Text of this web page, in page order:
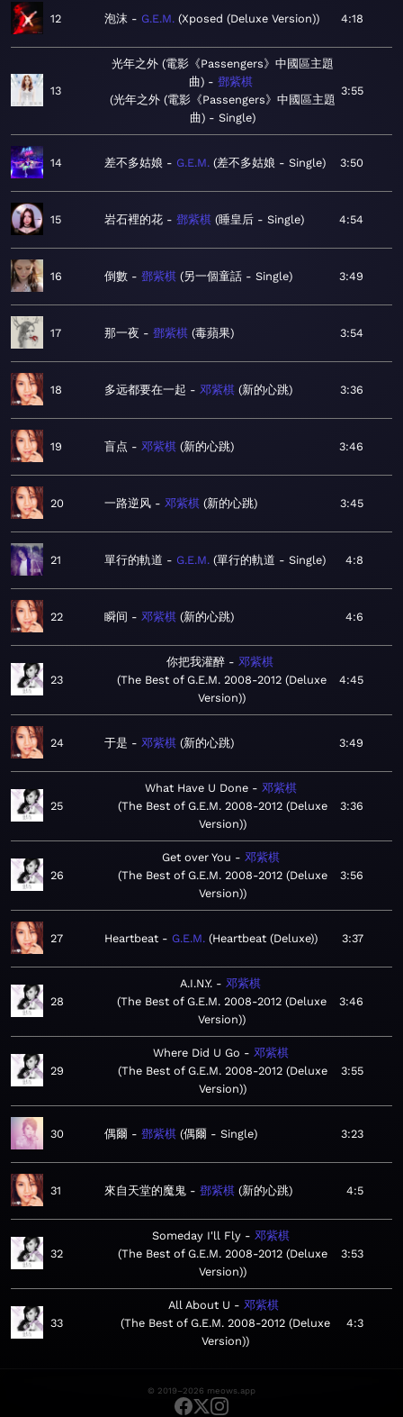
12 泡沫 G.E.M. Xposed (Deluxe Version) 4:18
13
光年之外 (電影《Passengers》中國區主題
曲)
鄧紫棋
光年之外 (電影《Passengers》中國區主題
曲) - Single
3:55
14 差不多姑娘 G.E.M. 差不多姑娘 - Single 3:50
15 岩石裡的花 鄧紫棋 睡皇后 - Single 4:54
16 倒數 鄧紫棋 另一個童話 - Single 3:49
17 那一夜 鄧紫棋 毒蘋果 3:54
18 多远都要在一起 邓紫棋 新的心跳 3:36
19 盲点 邓紫棋 新的心跳 3:46
20 一路逆风 邓紫棋 新的心跳 3:45
21 單行的軌道 G.E.M. 單行的軌道 - Single 4:8
22 瞬间 邓紫棋 新的心跳 4:6
23
你把我灌醉
邓紫棋
The Best of G.E.M. 2008-2012 (Deluxe
Version)
4:45
24 于是 邓紫棋 新的心跳 3:49
25
What Have U Done
邓紫棋
The Best of G.E.M. 2008-2012 (Deluxe
Version)
3:36
26
Get over You
邓紫棋
The Best of G.E.M. 2008-2012 (Deluxe
Version)
3:56
27 Heartbeat G.E.M. Heartbeat (Deluxe) 3:37
28
A.I.N.Y.
邓紫棋
The Best of G.E.M. 2008-2012 (Deluxe
Version)
3:46
29
Where Did U Go
邓紫棋
The Best of G.E.M. 2008-2012 (Deluxe
Version)
3:55
30 偶爾 鄧紫棋 偶爾 - Single 3:23
31 來自天堂的魔鬼 鄧紫棋 新的心跳 4:5
32
Someday I'll Fly
邓紫棋
The Best of G.E.M. 2008-2012 (Deluxe
Version)
3:53
33
All About U
邓紫棋
The Best of G.E.M. 2008-2012 (Deluxe
Version)
4:3
© 2019–2026 meows.app